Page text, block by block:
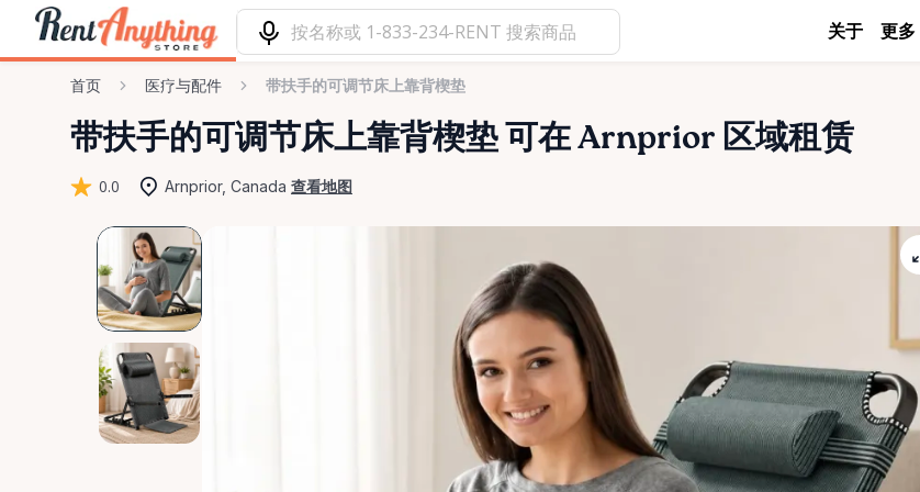
关于 更多
首页 医疗与配件 带扶手的可调节床上靠背楔垫
带扶手的可调节床上靠背楔垫 可在 Arnprior 区域租赁
0.0 Arnprior, Canada 查看地图